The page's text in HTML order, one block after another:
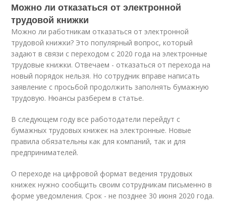
Можно ли отказаться от электронной
трудовой книжки
Можно ли работникам отказаться от электронной
трудовой книжки? Это популярный вопрос, который
задают в связи с переходом с 2020 года на электронные
трудовые книжки. Отвечаем - отказаться от перехода на
новый порядок нельзя. Но сотрудник вправе написать
заявление с просьбой продолжить заполнять бумажную
трудовую. Нюансы разберем в статье.
В следующем году все работодатели перейдут с
бумажных трудовых книжек на электронные. Новые
правила обязательны как для компаний, так и для
предпринимателей.
О переходе на цифровой формат ведения трудовых
книжек нужно сообщить своим сотрудникам письменно в
форме уведомления. Срок - не позднее 30 июня 2020 года.